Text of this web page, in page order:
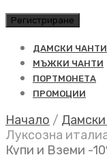
Регистриране
ДАМСКИ ЧАНТИ
МЪЖКИ ЧАНТИ
ПОРТМОНЕТА
ПРОМОЦИИ
Начало /
Луксозна
Купи и Вземи -